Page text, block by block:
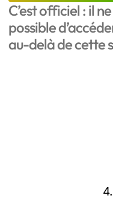
C’est officiel : il
possible
au-delà de cette